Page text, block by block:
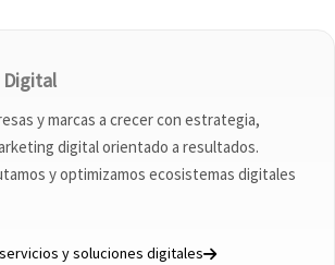
Digital
y marcas a crecer con estrategia,
digital orientado a resultados.
y optimizamos ecosistemas digitales
y soluciones digitales